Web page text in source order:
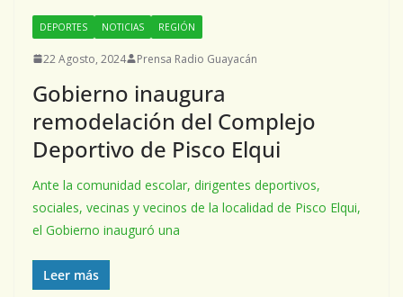
DEPORTES NOTICIAS REGIÓN
22 Agosto, 2024 Prensa Radio Guayacán
Gobierno inaugura
remodelación del Complejo
Deportivo de Pisco Elqui
Ante la comunidad escolar, dirigentes deportivos,
sociales, vecinas y vecinos de la localidad de Pisco Elqui,
el Gobierno inauguró una
Leer más